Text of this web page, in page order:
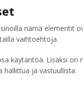
nämä elementit
vaihtoehtoja.
käytäntöä. Lisäksi
hallittua ja vastuullista.